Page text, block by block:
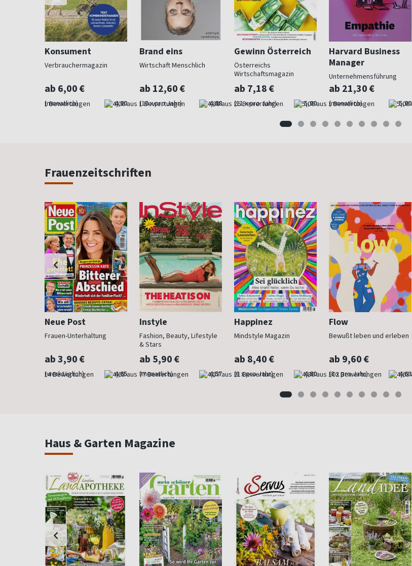
Konsument
Verbrauchermagazin
ab 6,00 €
(monatlich) 4,00
Brand eins
Wirtschaft Menschlich
ab 12,60 €
(10 x pro Jahr) 4,88
Gewinn Österreich
Österreichs
Wirtschaftsmagazin
ab 7,18 €
(11 x pro Jahr) 5,00
Harvard Business
Manager
Unternehmensführung
ab 21,30 €
(monatlich) 5,00
Frauenzeitschriften
Neue Post
Frauen-Unterhaltung
ab 3,90 €
(werktäglich) 4,65
Instyle
Fashion, Beauty, Lifestyle
& Stars
ab 5,90 €
(monatlich) 4,57
Happinez
Mindstyle Magazin
ab 8,40 €
(8 x pro Jahr) 4,80
Flow
Bewußt leben und erleben
ab 9,60 €
(8 x pro Jahr) 4,63
Haus & Garten Magazine